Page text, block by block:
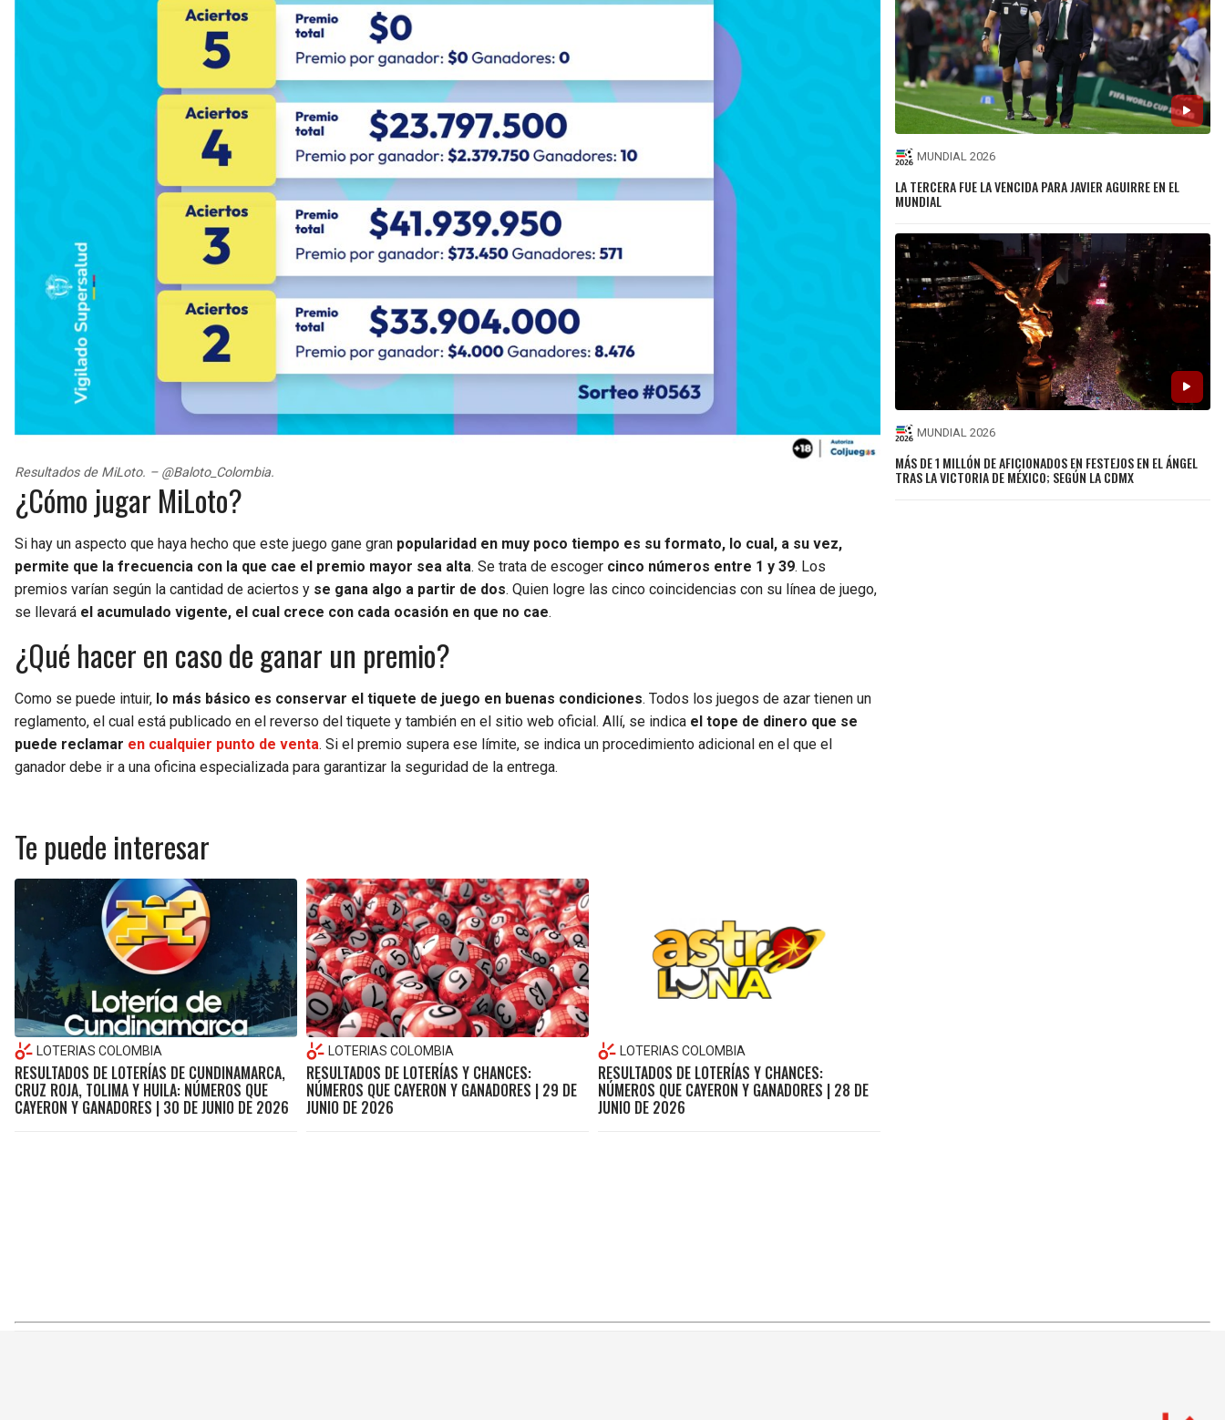
Resultados de MiLoto. – @Baloto_Colombia.
¿Cómo jugar MiLoto?
Si hay un aspecto que haya hecho que este juego gane gran popularidad en muy poco tiempo es su formato, lo cual, a su vez,
permite que la frecuencia con la que cae el premio mayor sea alta. Se trata de escoger cinco números entre 1 y 39. Los
premios varían según la cantidad de aciertos y se gana algo a partir de dos. Quien logre las cinco coincidencias con su línea de juego,
se llevará el acumulado vigente, el cual crece con cada ocasión en que no cae.
¿Qué hacer en caso de ganar un premio?
Como se puede intuir, lo más básico es conservar el tiquete de juego en buenas condiciones. Todos los juegos de azar tienen un
reglamento, el cual está publicado en el reverso del tiquete y también en el sitio web oficial. Allí, se indica el tope de dinero que se
puede reclamar en cualquier punto de venta. Si el premio supera ese límite, se indica un procedimiento adicional en el que el
ganador debe ir a una oficina especializada para garantizar la seguridad de la entrega.
Te puede interesar
LOTERIAS COLOMBIA
RESULTADOS DE LOTERÍAS DE CUNDINAMARCA,
CRUZ ROJA, TOLIMA Y HUILA: NÚMEROS QUE
CAYERON Y GANADORES | 30 DE JUNIO DE 2026
LOTERIAS COLOMBIA
RESULTADOS DE LOTERÍAS Y CHANCES:
NÚMEROS QUE CAYERON Y GANADORES | 29 DE
JUNIO DE 2026
LOTERIAS COLOMBIA
RESULTADOS DE LOTERÍAS Y CHANCES:
NÚMEROS QUE CAYERON Y GANADORES | 28 DE
JUNIO DE 2026
MUNDIAL 2026
LA TERCERA FUE LA VENCIDA PARA JAVIER AGUIRRE EN EL
MUNDIAL
MUNDIAL 2026
MÁS DE 1 MILLÓN DE AFICIONADOS EN FESTEJOS EN EL ÁNGEL
TRAS LA VICTORIA DE MÉXICO; SEGÚN LA CDMX